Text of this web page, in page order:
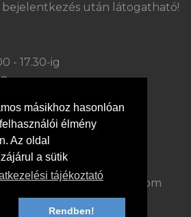
másikhoz hasonlóan
élmény
Az oldal
a sütik
tájékoztató
Rendben!
után látogatható!
- 17.30-ig
dejobutor@gmail.com